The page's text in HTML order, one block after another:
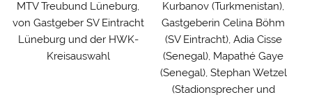
MTV Treubund Lüneburg,
von Gastgeber SV Eintracht
Lüneburg und der HWK-
Kreisauswahl
Kurbanov (Turkmenistan),
Gastgeberin Celina Böhm
(SV Eintracht), Adia Cisse
(Senegal), Mapathé Gaye
(Senegal), Stephan Wetzel
(Stadionsprecher und